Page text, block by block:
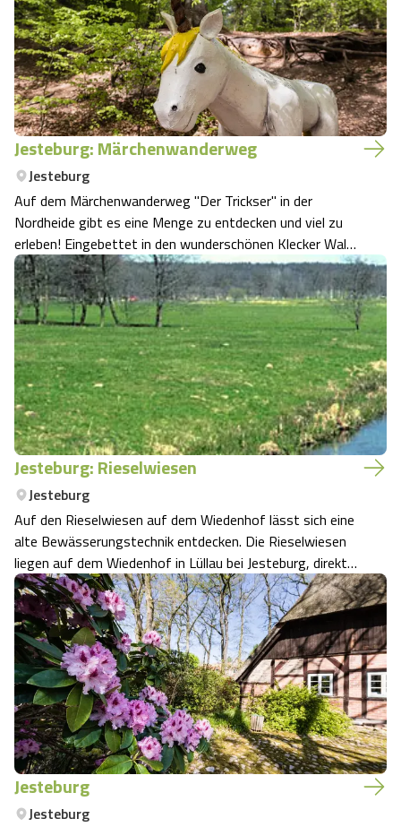
Jesteburg: Märchenwanderweg
Jesteburg
Auf dem Märchenwanderweg "Der Trickser" in der
Nordheide gibt es eine Menge zu entdecken und viel zu
erleben! Eingebettet in den wunderschönen Klecker Wald
führt der 3,2 km lange Märchenwanderweg mit 15
interaktiven und 5 tollen Kletter- und Balance-Stationen,
bergauf und bergab durch einen idyllis…
Jesteburg: Rieselwiesen
Jesteburg
Auf den Rieselwiesen auf dem Wiedenhof lässt sich eine
alte Bewässerungstechnik entdecken. Die Rieselwiesen
liegen auf dem Wiedenhof in Lüllau bei Jesteburg, direkt
an der Seeve. Sie sind ein seltenes Denkmal einer einst in
Mitteleuropa verbreiteten Bodenkultur.
Jesteburg
Jesteburg